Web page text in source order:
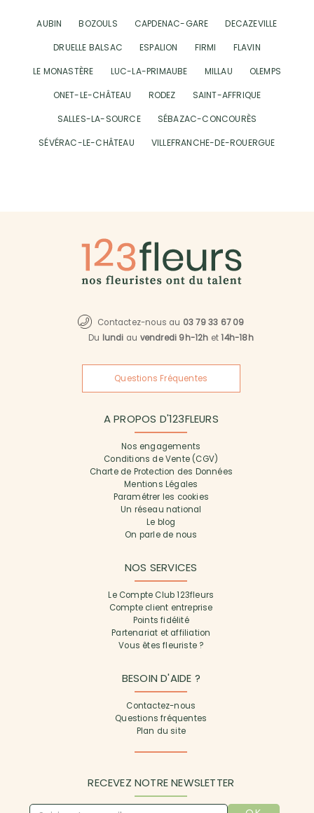
AUBIN BOZOULS CAPDENAC-GARE
DECAZEVILLE
DRUELLE BALSAC
ESPALION FIRMI
FLAVIN
LE MONASTÈRE
LUC-LA-PRIMAUBE MILLAU
OLEMPS
ONET-LE-CHÂTEAU
RODEZ
SAINT-AFFRIQUE
SALLES-LA-SOURCE
SÉBAZAC-CONCOURÈS
SÉVÉRAC-LE-CHÂTEAU
VILLEFRANCHE-DE-ROUERGUE
Contactez-nous au 03 79 33 67 09
Du lundi au vendredi 9h-12h et14h-18h
Questions Fréquentes
A PROPOS D'123FLEURS
Nos engagements
Conditions de Vente (CGV)
Charte de Protection des Données
Mentions Légales
Paramétrer les cookies
Un réseau national
Le blog
On parle de nous
NOS SERVICES
Le Compte Club 123fleurs
Compte client entreprise
Points fidélité
Partenariat et affiliation
Vous êtes fleuriste ?
BESOIN D'AIDE ?
Contactez-nous
Questions fréquentes
Plan du site
RECEVEZ NOTRE NEWSLETTER